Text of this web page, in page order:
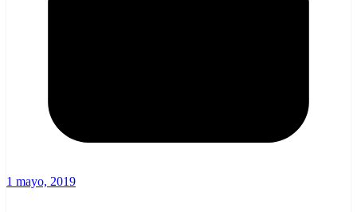
1 mayo, 2019